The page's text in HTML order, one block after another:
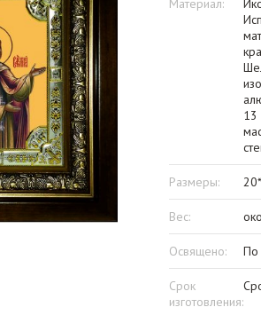
Материал:
13
Размеры:
Вес:
Освящено: По
Срок
изготовления: